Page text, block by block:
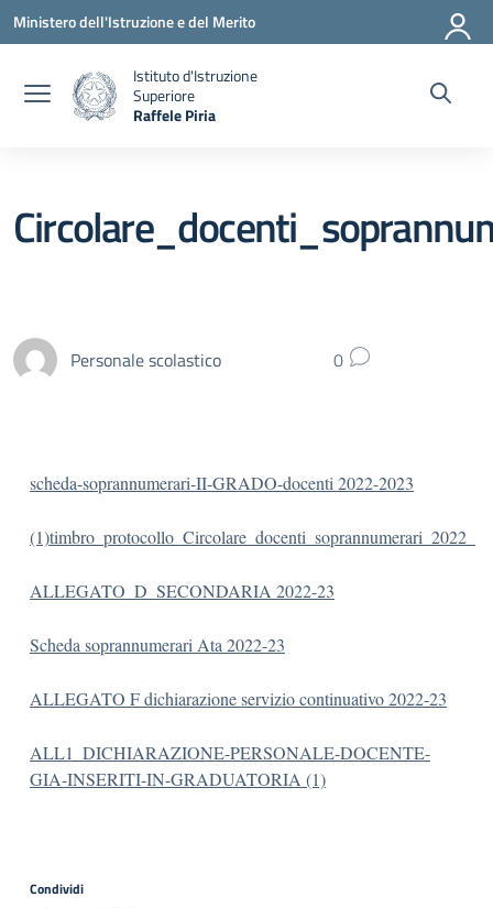
Vai ai contenuti
Vai al menu di navigazione
Vai al footer
Ministero dell'Istruzione e del Merito
Istituto d'Istruzione
Superiore
Raffele Piria
Personale scolastico 0
scheda-soprannumerari-II-GRADO-docenti 2022-2023
(1)timbro_protocollo_Circolare_docenti_soprannumerari_2022_
ALLEGATO_D_SECONDARIA 2022-23
Scheda soprannumerari Ata 2022-23
ALLEGATO F dichiarazione servizio continuativo 2022-23
ALL1_DICHIARAZIONE-PERSONALE-DOCENTE-
GIA-INSERITI-IN-GRADUATORIA (1)
Condividi